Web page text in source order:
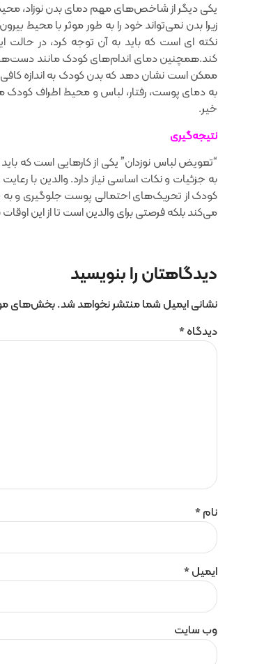
یکی دیگر از شاخص‌های مهم دمای بدن نوزاد‌، محیط
زیرا بدن نمی‌تواند خود را به طور موثر با محیط
کند.همچنین دمای اندام‌های کودک مانند
ممکن است نشان دهد که بدن کودک به اندازه
به دمای پوست‌، رفتار‌، لباس و محیط اطراف کودک
خیر.
نتیجه‌گیری
“تعويض لباس نوزدان” یکی از کارهایی است که
به جزئیات و نکات اساسی نیاز دارد. والدین با
کودک از تحریک‌های احتمالی پوست جلوگیری و به
می‌کند بلکه فرصتی برای والدین است تا از این
دیدگاهتان را بنویسید
نشانی ایمیل شما منتشر نخواهد شد.بخش‌های
دیدگاه*
نام*
ایمیل*
وب‌ سایت